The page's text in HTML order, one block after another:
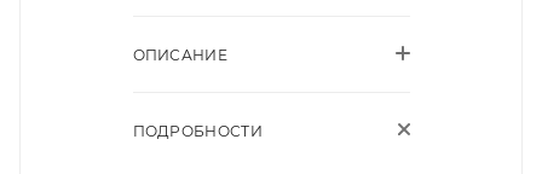
ОПИСАНИЕ
ПОДРОБНОСТИ